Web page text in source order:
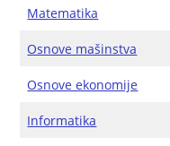
Matematika
Osnove mašinstva
Osnove ekonomije
Informatika